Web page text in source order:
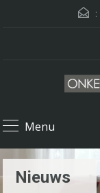
:
Menu
Nieuws